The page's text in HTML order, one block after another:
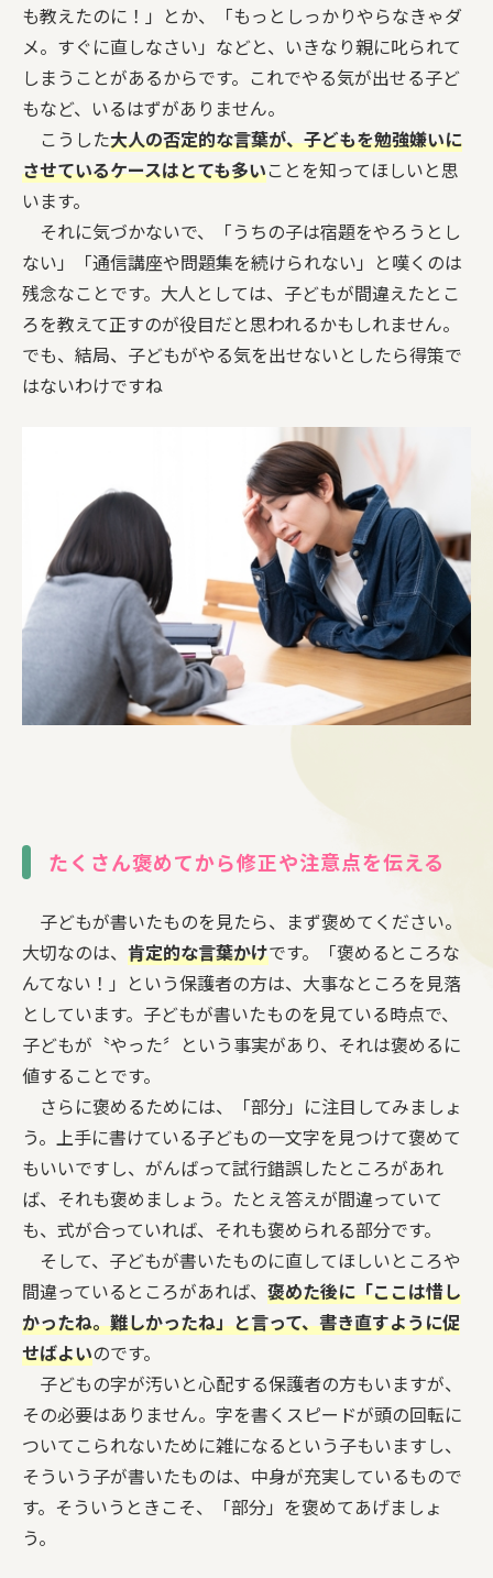
も教えたのに！」とか、「もっとしっかりやらなきゃダ
メ。すぐに直しなさい」などと、いきなり親に叱られて
しまうことがあるからです。これでやる気が出せる子ど
もなど、いるはずがありません。
こうした大人の否定的な言葉が、子どもを勉強嫌いに
させているケースはとても多いことを知ってほしいと思
います。
それに気づかないで、「うちの子は宿題をやろうとし
ない」「通信講座や問題集を続けられない」と嘆くのは
残念なことです。大人としては、子どもが間違えたとこ
ろを教えて正すのが役目だと思われるかもしれません。
でも、結局、子どもがやる気を出せないとしたら得策で
はないわけですね
たくさん褒めてから修正や注意点を伝える
子どもが書いたものを見たら、まず褒めてください。
大切なのは、 肯定的な言葉かけです。「褒めるところな
んてない！」という保護者の方は、大事なところを見落
としています。子どもが書いたものを見ている時点で、
子どもが〝やった〞という事実があり、それは褒めるに
値することです。
さらに褒めるためには、「部分」に注目してみましょ
う。上手に書けている子どもの一文字を見つけて褒めて
もいいですし、がんばって試行錯誤したところがあれ
ば、それも褒めましょう。たとえ答えが間違っていて
も、式が合っていれば、それも褒められる部分です。
そして、子どもが書いたものに直してほしいところや
間違っているところがあれば、 褒めた後に「ここは惜し
かったね。難しかったね」と言って、書き直すように促
せばよいのです。
子どもの字が汚いと心配する保護者の方もいますが、
その必要はありません。字を書くスピードが頭の回転に
ついてこられないために雑になるという子もいますし、
そういう子が書いたものは、中身が充実しているもので
す。そういうときこそ、「部分」を褒めてあげましょ
う。